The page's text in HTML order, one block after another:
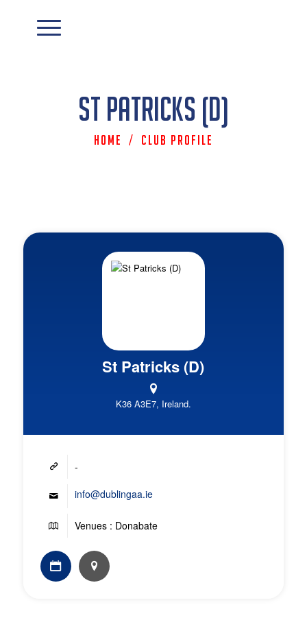
St Patricks (D)
Home / Club Profile
St Patricks (D)
K36 A3E7, Ireland.
-
info@dublingaa.ie
Venues : Donabate